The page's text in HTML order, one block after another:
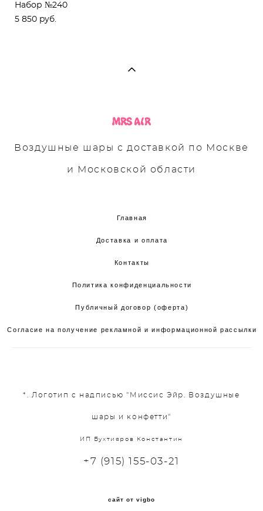
Набор №240
5 850 pуб.
Воздушные шары с доставкой по Москве
и Московской области
Главная
Доставка и оплата
Контакты
Политика конфиденциальности
Публичный договор (оферта)
Согласие на получение рекламной и информационной рассылки
*. Логотип с надписью "Миссис Эйр. Воздушные
шары и конфетти"
ИП Бухтияров Константин
+7 (915) 155-03-21
сайт от vigbo